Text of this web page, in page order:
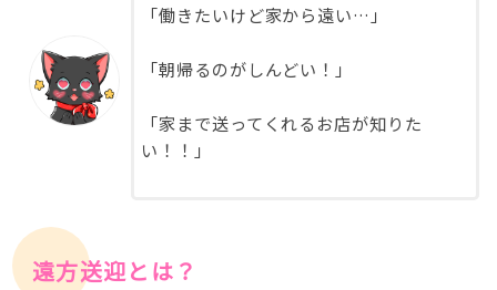
「働きたいけど家から遠い…」
「朝帰るのがしんどい！」
「家まで送ってくれるお店が知りた
い！！」
遠方送迎とは？